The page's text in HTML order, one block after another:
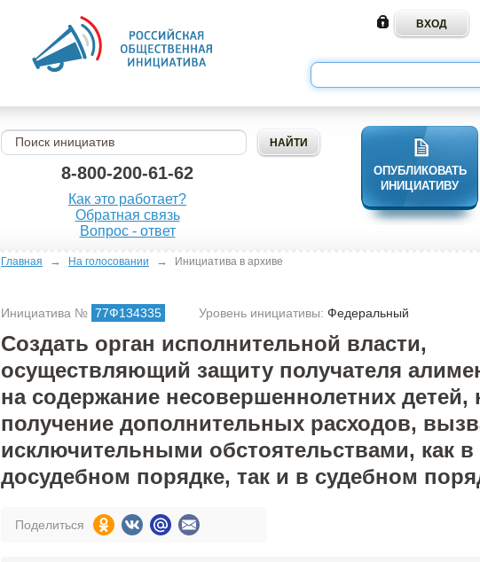
8-800-200-61-62
Как это работает?
Обратная связь
Вопрос - ответ
ОПУБЛИКОВАТЬ
ИНИЦИАТИВУ
Главная → На голосовании → Инициатива в архиве
Инициатива № 77Ф134335 Уровень инициативы: Федеральный
Создать орган исполнительной власти,
осуществляющий защиту получателя
на содержание несовершеннолетних детей,
получение дополнительных расходов,
исключительными обстоятельствами, как в
досудебном порядке, так и в судебном
Поделиться